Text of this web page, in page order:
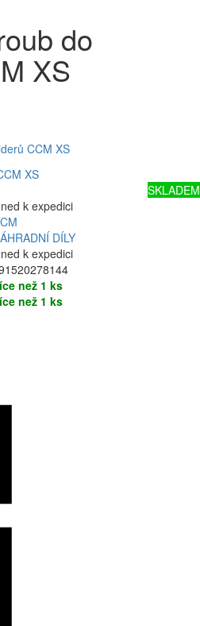
do
XS
CCM XS
SKLADEM
k expedici
DÍLY
k expedici
než 1 ks
než 1 ks